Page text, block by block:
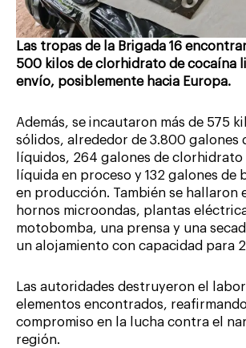
Las tropas de la Brigada 16
500 kilos de clorhidrato de cocaína
envío, posiblemente hacia Europa.
Además, se incautaron más de 575
sólidos, alrededor de 3.800 galones
líquidos, 264 galones de clorhidrato
líquida en proceso y 132 galones de
en producción. También se hallaron
hornos microondas, plantas
motobomba, una prensa y una
un alojamiento con capacidad para
Las autoridades destruyeron el
elementos encontrados,
compromiso en la lucha contra el
región.